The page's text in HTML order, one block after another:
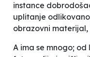
instance
uplitanje
obrazovni
A ima se mnogo; od